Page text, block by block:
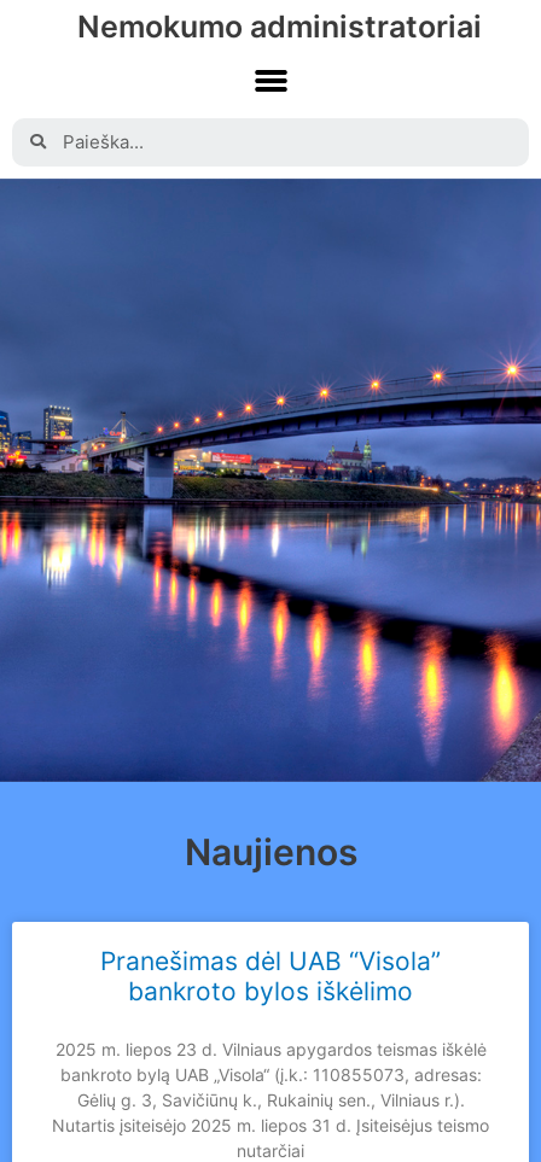
Nemokumo administratoriai
Naujienos
Pranešimas dėl UAB “Visola”
bankroto bylos iškėlimo
2025 m. liepos 23 d. Vilniaus apygardos teismas iškėlė
bankroto bylą UAB „Visola“ (į.k.: 110855073, adresas:
Gėlių g. 3, Savičiūnų k., Rukainių sen., Vilniaus r.).
Nutartis įsiteisėjo 2025 m. liepos 31 d. Įsiteisėjus teismo
nutarčiai